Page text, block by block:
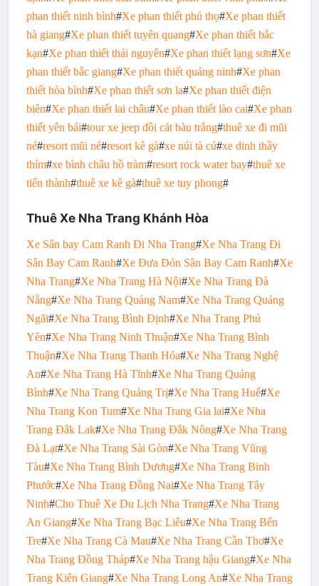
phan thiết ninh bình#Xe phan thiết phú thọ#Xe phan thiết
hà giang#Xe phan thiết tuyên quang#Xe phan thiết bắc
kạn#Xe phan thiết thái nguyên#Xe phan thiết lạng sơn#Xe
phan thiết bắc giang#Xe phan thiết quảng ninh#Xe phan
thiết hòa bình#Xe phan thiết sơn la#Xe phan thiết điện
biên#Xe phan thiết lai châu#Xe phan thiết lào cai#Xe phan
thiết yên bái#tour xe jeep đồi cát bàu trắng#thuê xe đi mũi
né#resort mũi né#resort kê gà#xe núi tà cú#xe dinh thầy
thím#xe bình châu hồ tràm#resort rock water bay#thuê xe
tiến thành#thuê xe kê gà#thuê xe tuy phong#
Thuê Xe Nha Trang Khánh Hòa
Xe Sân bay Cam Ranh Đi Nha Trang#Xe Nha Trang Đi
Sân Bay Cam Ranh#Xe Đưa Đón Sân Bay Cam Ranh#Xe
Nha Trang#Xe Nha Trang Hà Nội#Xe Nha Trang Đà
Nẵng#Xe Nha Trang Quảng Nam#Xe Nha Trang Quảng
Ngãi#Xe Nha Trang Bình Định#Xe Nha Trang Phú
Yên#Xe Nha Trang Ninh Thuận#Xe Nha Trang Bình
Thuận#Xe Nha Trang Thanh Hóa#Xe Nha Trang Nghệ
An#Xe Nha Trang Hà Tĩnh#Xe Nha Trang Quảng
Bình#Xe Nha Trang Quảng Trị#Xe Nha Trang Huế#Xe
Nha Trang Kon Tum#Xe Nha Trang Gia lai#Xe Nha
Trang Đắk Lak#Xe Nha Trang Đắk Nông#Xe Nha Trang
Đà Lạt#Xe Nha Trang Sài Gòn#Xe Nha Trang Vũng
Tàu#Xe Nha Trang Bình Dương#Xe Nha Trang Binh
Phước#Xe Nha Trang Đồng Nai#Xe Nha Trang Tây
Ninh#Cho Thuê Xe Du Lịch Nha Trang#Xe Nha Trang
An Giang#Xe Nha Trang Bạc Liêu#Xe Nha Trang Bến
Tre#Xe Nha Trang Cà Mau#Xe Nha Trang Cần Thơ#Xe
Nha Trang Đồng Tháp#Xe Nha Trang hậu Giang#Xe Nha
Trang Kiên Giang#Xe Nha Trang Long An#Xe Nha Trang